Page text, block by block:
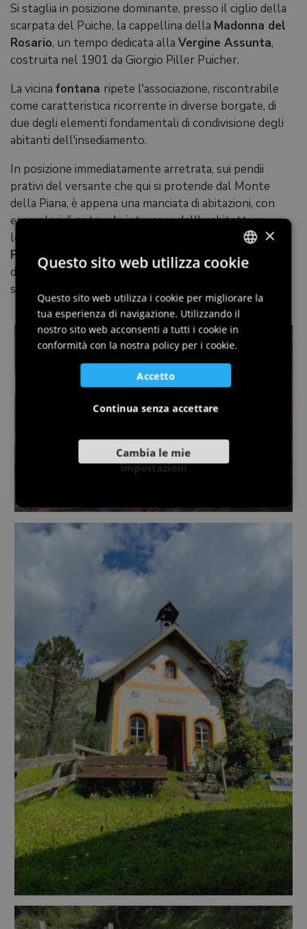
Si staglia in posizione dominante, presso il ciglio della
scarpata del Puiche, la cappellina della Madonna del
Rosario, un tempo dedicata alla Vergine Assunta,
costruita nel 1901 da Giorgio Piller Puicher.
La vicina fontana ripete l'associazione, riscontrabile
come caratteristica ricorrente in diverse borgate, di
due degli elementi fondamentali di condivisione degli
abitanti dell'insediamento.
In posizione immediatamente arretrata, sui pendii
prativi del versante che qui si protende dal Monte
della Piana, è appena una manciata di abitazioni, con
esemplari di notevole interesse dell'architettura
locale ad incastro di travatura, tra i quali spiccacasa
Puichar
, ampiamente sviluppatasi ad oriente a partire
da un'entità di tipologia classica, con conseguente
soprelevazione e spostamento del colmo del tetto.
ENGLISH
GERMAN
SLOVENIAN
×
Questo sito web utilizza cookie
Questo sito web utilizza i cookie per migliorare la
tua esperienza di navigazione. Utilizzando il
nostro sito web acconsenti a tutti i cookie in
conformità con la nostra policy per i cookie.
Accetto
Continua senza accettare
Cambia le mie
impostazioni